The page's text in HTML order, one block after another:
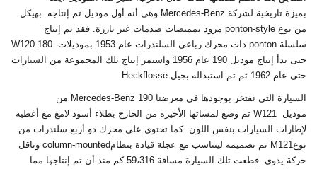
بميزة تاريخية لشركة Mercedes-Benz وهي أنه أول موديل تم إنتاجه بهيكل
من نوع ponton-style مزود بممتصات صدمات غير بارزة. فقد تم إنتاج
سلسلة ponton ذات محرك رباعي السلندرات عام 1953 بموديلات W120 180
حتى بدأ إنتاج موديل 190 عام 1956 واستمر إنتاج تلك المجموعة من السيارات
حتى عام 1962 ثم تم استبداله بجيل Heckflosse.
السيارة التي نفتخر بوجودها فى معرضنا Mercedes-Benz 190 من
موديل W121 تم وضع لمساتها الأخيرة من الخارج بطلاء أسود لامع مع أغطية
لإطارات السيارات بنفس اللون. كما تحتوي على محرك ذو أربع سلندرات من
نوعM121 تم تصميمه ليتناسب مع عجلة قيادة بنظامcolumn-mounted وناقل
حركة يدوي. قطعت تلك السيارة مسافة 59،316 كم منذ أن تم إنتاجها مما